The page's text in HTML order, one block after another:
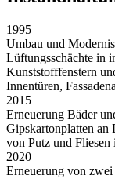
1995
Umbau und
Lüftungsschächte in
Kunststofffenstern
Innentüren,
2015
Erneuerung Bäder
Gipskartonplatten an
von Putz und Fliesen
2020
Erneuerung von